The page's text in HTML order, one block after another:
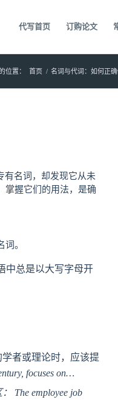
代写首页 订购论文
位置： 首页 / 名词与代词：如何正
有名词，却发现它从未
掌握它们的用法，是确
。
中总是以大写字母开
者或理论时，应该提
focuses on…
The employee job